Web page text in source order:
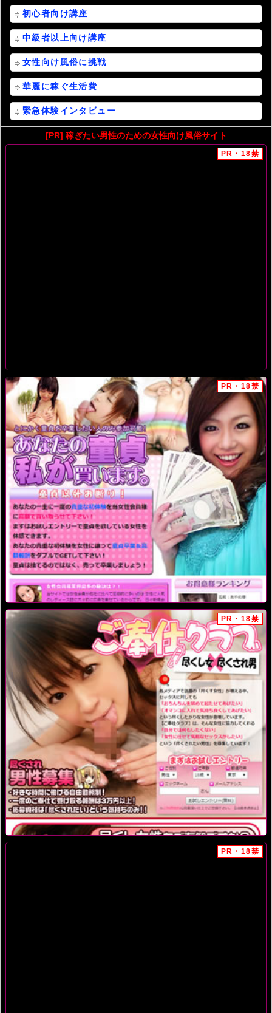
初心者向け講座
中級者以上向け講座
女性向け風俗に挑戦
華麗に稼ぐ生活費
緊急体験インタビュー
[PR] 稼ぎたい男性のための女性向け風俗サイト